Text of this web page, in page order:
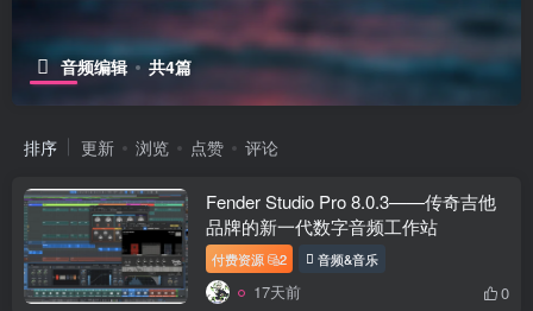
音频编辑 共4篇
排序 更新 浏览 点赞 评论
Fender Studio Pro 8.0.3——传奇吉他
品牌的新一代数字音频工作站
付费资源 2 音频&音乐
17天前 0